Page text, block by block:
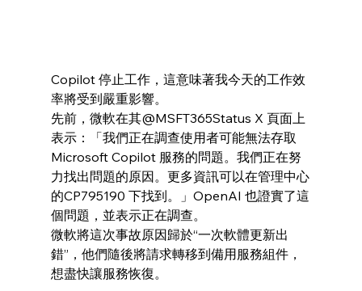
Copilot 停止工作，這意味著我今天的工作效
率將受到嚴重影響。
先前，微軟在其@MSFT365Status X 頁面上
表示：「我們正在調查使用者可能無法存取
Microsoft Copilot 服務的問題。我們正在努
力找出問題的原因。更多資訊可以在管理中心
的CP795190 下找到。」OpenAI 也證實了這
個問題，並表示正在調查。
微軟將這次事故原因歸於“一次軟體更新出
錯”，他們隨後將請求轉移到備用服務組件，
想盡快讓服務恢復。